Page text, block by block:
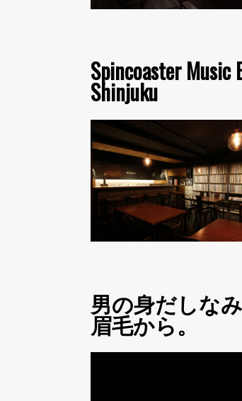
Spincoaster Music
Shinjuku
男の身だしな
眉毛から。